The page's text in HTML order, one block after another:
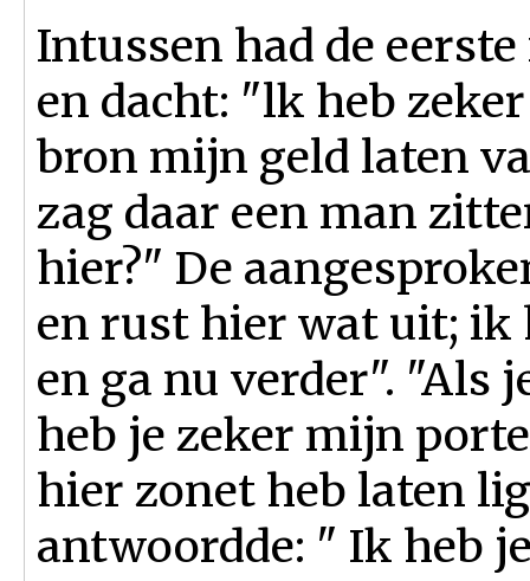
Intussen had de
en dacht: "lk heb
bron mijn geld laten
zag daar een man
hier?" De
en rust hier wat uit; ik
en ga nu verder". "Als
heb je zeker mijn
hier zonet heb laten
antwoordde: " Ik heb